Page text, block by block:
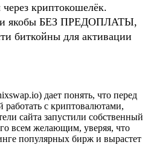
криптокошелёк.
якобы БЕЗ ПРЕДОПЛАТЫ,
биткойны для активации
дает понять, что перед
с криптовалютами,
сайта запустили собственный
всем желающим, уверяя, что
популярных бирж и вырастет